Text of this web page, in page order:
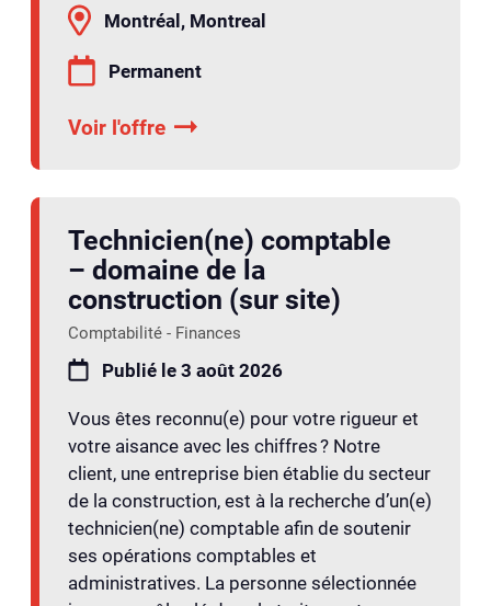
Montréal, Montreal
Permanent
Voir l'offre
Technicien(ne) comptable
– domaine de la
construction (sur site)
Comptabilité - Finances
Publié le 3 août 2026
Vous êtes reconnu(e) pour votre rigueur et
votre aisance avec les chiffres ? Notre
client, une entreprise bien établie du secteur
de la construction, est à la recherche d’un(e)
technicien(ne) comptable afin de soutenir
ses opérations comptables et
administratives. La personne sélectionnée